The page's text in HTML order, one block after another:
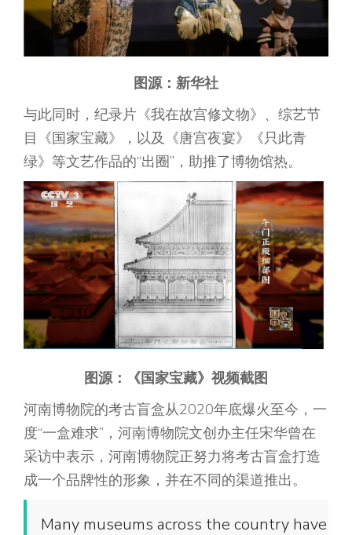
图源：新华社
与此同时，纪录片《我在故宫修文物》、综艺节
目《国家宝藏》，以及《唐宫夜宴》《只此青
绿》等文艺作品的“出圈”，助推了博物馆热。
图源：《国家宝藏》视频截图
河南博物院的考古盲盒从2020年底爆火至今，一
度“一盒难求”，河南博物院文创办主任宋华曾在
采访中表示，河南博物院正努力将考古盲盒打造
成一个品牌性的形象，并在不同的渠道推出。
Many museums across the country have